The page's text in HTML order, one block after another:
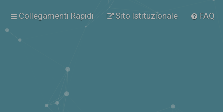
Collegamenti Rapidi Sito Istituzionale FAQ